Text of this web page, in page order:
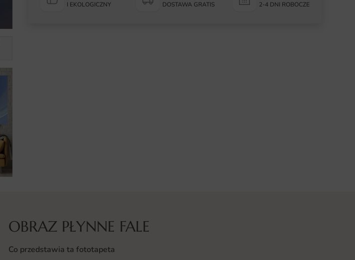
I EKOLOGICZNY
DOSTAWA GRATIS
2-4 DNI ROBOCZE
OBRAZ PŁYNNE FALE
Co przedstawia ta fototapeta